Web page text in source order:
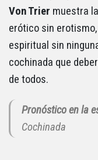
Von Trier muestra
erótico sin
espiritual sin
cochinada que
de todos.
Pronóstico en la
Cochinada